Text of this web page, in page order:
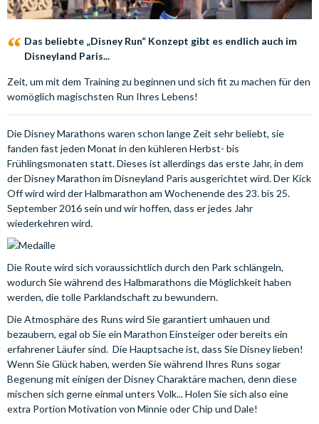
Das beliebte „Disney Run“ Konzept gibt es endlich auch im
Disneyland Paris...
Zeit, um mit dem Training zu beginnen und sich fit zu machen für den
womöglich magischsten Run Ihres Lebens!
Die Disney Marathons waren schon lange Zeit sehr beliebt, sie
fanden fast jeden Monat in den kühleren Herbst- bis
Frühlingsmonaten statt. Dieses ist allerdings das erste Jahr, in dem
der Disney Marathon im Disneyland Paris ausgerichtet wird. Der Kick
Off wird wird der Halbmarathon am Wochenende des 23. bis 25.
September 2016 sein und wir hoffen, dass er jedes Jahr
wiederkehren wird.
Die Route wird sich voraussichtlich durch den Park schlängeln,
wodurch Sie während des Halbmarathons die Möglichkeit haben
werden, die tolle Parklandschaft zu bewundern.
Die Atmosphäre des Runs wird Sie garantiert umhauen und
bezaubern, egal ob Sie ein Marathon Einsteiger oder bereits ein
erfahrener Läufer sind. Die Hauptsache ist, dass Sie Disney lieben!
Wenn Sie Glück haben, werden Sie während Ihres Runs sogar
Begenung mit einigen der Disney Charaktäre machen, denn diese
mischen sich gerne einmal unters Volk... Holen Sie sich also eine
extra Portion Motivation von Minnie oder Chip und Dale!